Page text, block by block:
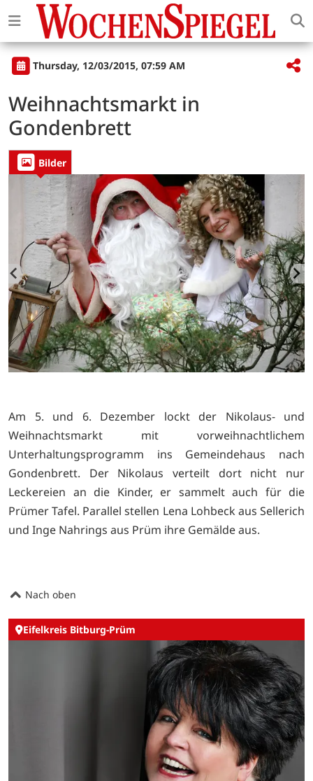
Thursday, 12/03/2015, 07:59 AM
Weihnachtsmarkt in
Gondenbrett
Bilder
Am 5. und 6. Dezember lockt der Nikolaus- und
Weihnachtsmarkt mit vorweihnachtlichem
Unterhaltungsprogramm ins Gemeindehaus nach
Gondenbrett. Der Nikolaus verteilt dort nicht nur
Leckereien an die Kinder, er sammelt auch für die
Prümer Tafel. Parallel stellen Lena Lohbeck aus Sellerich
und Inge Nahrings aus Prüm ihre Gemälde aus.
Nach oben
Eifelkreis Bitburg-Prüm